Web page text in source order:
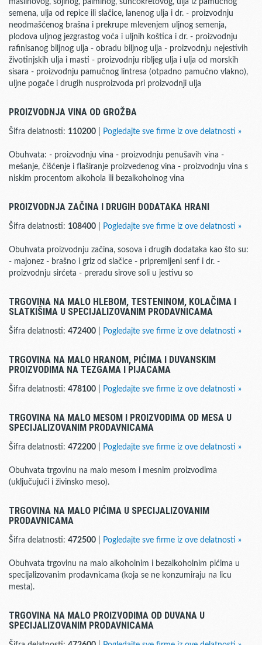
maslinovog, sojinog, palminog, suncokretovog, ulja iz pamučnog
semena, ulja od repice ili slačice, lanenog ulja i dr. - proizvodnju
neodmašćenog brašna i prekrupe mlevenjem uljnog semenja,
plodova uljnog jezgrastog voća i uljnih koštica i dr. - proizvodnju
rafinisanog biljnog ulja - obradu biljnog ulja - proizvodnju nejestivih
životinjskih ulja i masti - proizvodnju ribljeg ulja i ulja od morskih
sisara - proizvodnju pamučnog lintresa (otpadno pamučno vlakno),
uljne pogače i drugih nusproizvoda pri proizvodnji ulja
PROIZVODNJA VINA OD GROŽĐA
Šifra delatnosti: 110200 Pogledajte sve firme iz ove delatnosti »
Obuhvata: - proizvodnju vina - proizvodnju penušavih vina -
mešanje, čišćenje i flaširanje proizvedenog vina - proizvodnju vina s
niskim procentom alkohola ili bezalkoholnog vina
PROIZVODNJA ZAČINA I DRUGIH DODATAKA HRANI
Šifra delatnosti: 108400 Pogledajte sve firme iz ove delatnosti »
Obuhvata proizvodnju začina, sosova i drugih dodataka kao što su:
- majonez - brašno i griz od slačice - pripremljeni senf i dr. -
proizvodnju sirćeta - preradu sirove soli u jestivu so
TRGOVINA NA MALO HLEBOM, TESTENINOM, KOLAČIMA I
SLATKIŠIMA U SPECIJALIZOVANIM PRODAVNICAMA
Šifra delatnosti: 472400 Pogledajte sve firme iz ove delatnosti »
TRGOVINA NA MALO HRANOM, PIĆIMA I DUVANSKIM
PROIZVODIMA NA TEZGAMA I PIJACAMA
Šifra delatnosti: 478100 Pogledajte sve firme iz ove delatnosti »
TRGOVINA NA MALO MESOM I PROIZVODIMA OD MESA U
SPECIJALIZOVANIM PRODAVNICAMA
Šifra delatnosti: 472200 Pogledajte sve firme iz ove delatnosti »
Obuhvata trgovinu na malo mesom i mesnim proizvodima
(uključujući i živinsko meso).
TRGOVINA NA MALO PIĆIMA U SPECIJALIZOVANIM
PRODAVNICAMA
Šifra delatnosti: 472500 Pogledajte sve firme iz ove delatnosti »
Obuhvata trgovinu na malo alkoholnim i bezalkoholnim pićima u
specijalizovanim prodavnicama (koja se ne konzumiraju na licu
mesta).
TRGOVINA NA MALO PROIZVODIMA OD DUVANA U
SPECIJALIZOVANIM PRODAVNICAMA